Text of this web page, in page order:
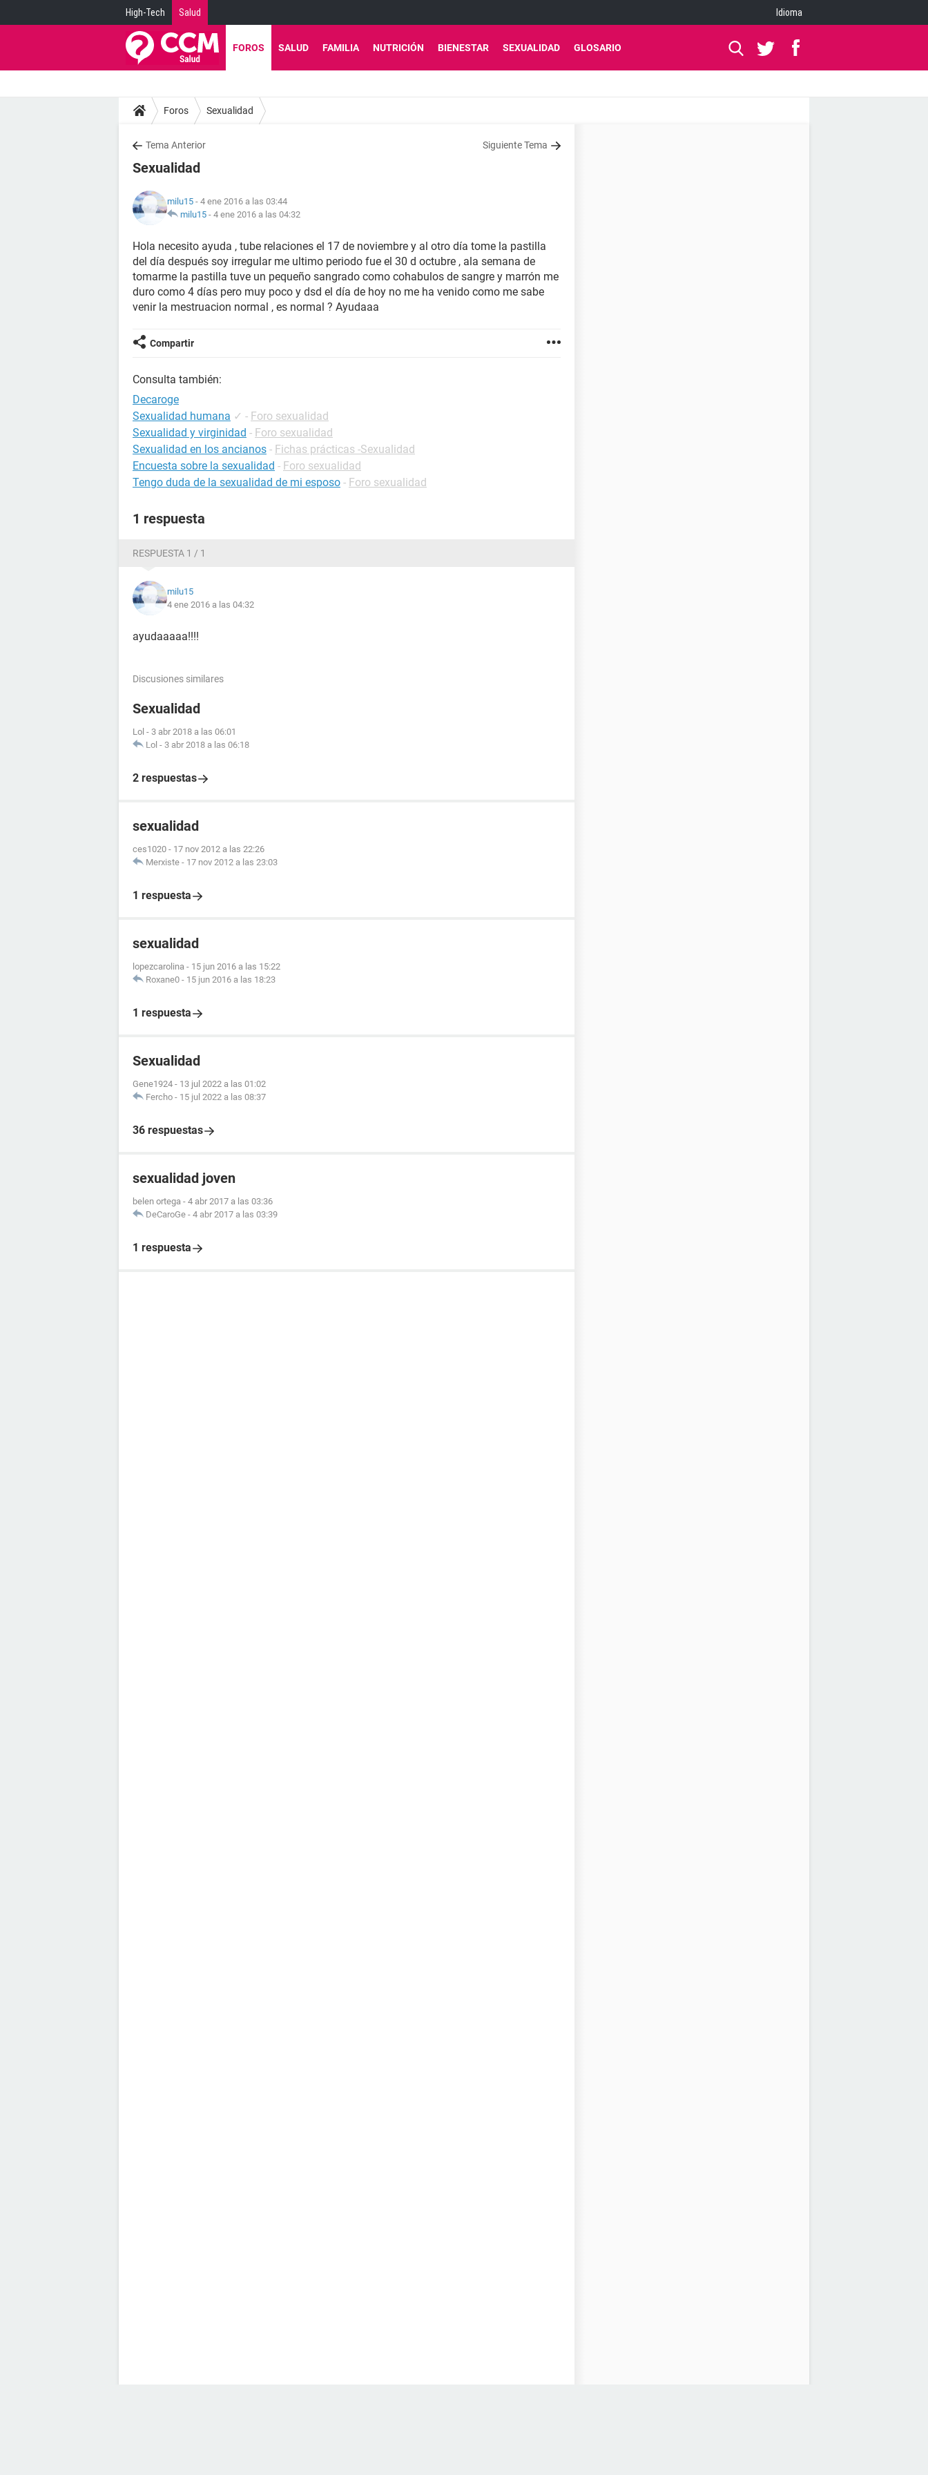
High-Tech Salud Idioma
FOROS SALUD FAMILIA NUTRICIÓN BIENESTAR SEXUALIDAD GLOSARIO
Foros Sexualidad
Tema Anterior Siguiente Tema
Sexualidad
milu15 - 4 ene 2016 a las 03:44
milu15 - 4 ene 2016 a las 04:32
Hola necesito ayuda , tube relaciones el 17 de noviembre y al otro día tome la pastilla
del día después soy irregular me ultimo periodo fue el 30 d octubre , ala semana de
tomarme la pastilla tuve un pequeño sangrado como cohabulos de sangre y marrón me
duro como 4 días pero muy poco y dsd el día de hoy no me ha venido como me sabe
venir la mestruacion normal , es normal ? Ayudaaa
Compartir
Consulta también:
Decaroge
Sexualidad humana ✓ - Foro sexualidad
Sexualidad y virginidad - Foro sexualidad
Sexualidad en los ancianos - Fichas prácticas -Sexualidad
Encuesta sobre la sexualidad - Foro sexualidad
Tengo duda de la sexualidad de mi esposo - Foro sexualidad
1 respuesta
RESPUESTA 1 / 1
milu15
4 ene 2016 a las 04:32
ayudaaaaa!!!!
Discusiones similares
Sexualidad
Lol - 3 abr 2018 a las 06:01
Lol - 3 abr 2018 a las 06:18
2 respuestas
sexualidad
ces1020 - 17 nov 2012 a las 22:26
Merxiste - 17 nov 2012 a las 23:03
1 respuesta
sexualidad
lopezcarolina - 15 jun 2016 a las 15:22
Roxane0 - 15 jun 2016 a las 18:23
1 respuesta
Sexualidad
Gene1924 - 13 jul 2022 a las 01:02
Fercho - 15 jul 2022 a las 08:37
36 respuestas
sexualidad joven
belen ortega - 4 abr 2017 a las 03:36
DeCaroGe - 4 abr 2017 a las 03:39
1 respuesta